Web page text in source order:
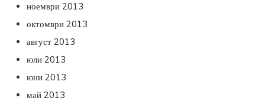
ноември 2013
октомври 2013
август 2013
юли 2013
юни 2013
май 2013